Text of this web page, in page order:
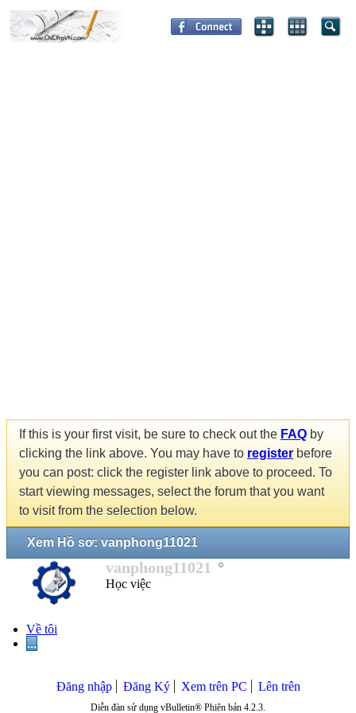
If this is your first visit, be sure to check out the FAQ by
clicking the link above. You may have to register before
you can post: click the register link above to proceed. To
start viewing messages, select the forum that you want
to visit from the selection below.
Xem Hồ sơ: vanphong11021
vanphong11021
Học việc
Về tôi
...
Đăng nhập Đăng Ký Xem trên PC Lên trên
Diễn đàn sử dụng vBulletin® Phiên bản 4.2.3.